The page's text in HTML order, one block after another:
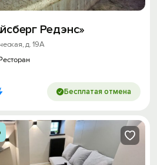
Редэнс»
д. 19А
Бесплатая отмена